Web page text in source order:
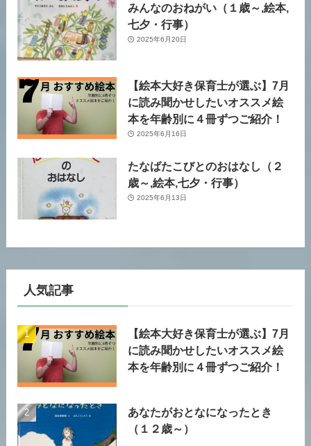
みんなのおねがい（１歳～,絵本,
七夕・行事）
2025年6月20日
【絵本大好き保育士が選ぶ】7月
に読み聞かせしたいオススメ絵
本を年齢別に４冊ずつご紹介！
2025年6月16日
たなばたこびとのおはなし（２
歳～,絵本,七夕・行事）
2025年6月13日
人気記事
【絵本大好き保育士が選ぶ】7月
に読み聞かせしたいオススメ絵
本を年齢別に４冊ずつご紹介！
あなたがおとなになったとき
（１２歳～）